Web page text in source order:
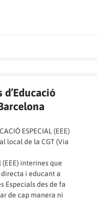
d’Educació
ESPECIAL (EEE)
local de la CGT (Via
(EEE) interines que
i educant a
Especials des de fa
de cap manera ni